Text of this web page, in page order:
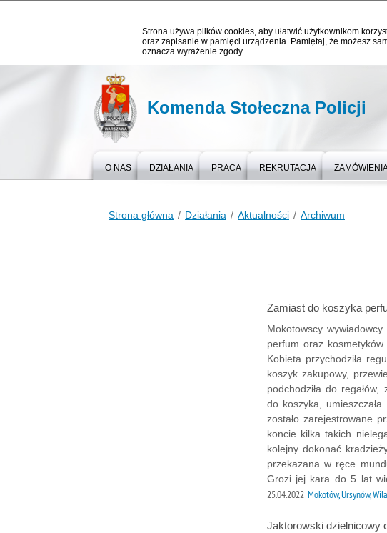
Strona używa plików cookies, aby ułatwić użytkownikom
oraz zapisanie w pamięci urządzenia. Pamiętaj, że możesz
oznacza wyrażenie zgody.
Komenda Stołeczna Policji
O NAS DZIAŁANIA PRACA REKRUTACJA
Strona główna Działania Aktualności Archiwum
Zamiast do koszyka
Mokotowscy
perfum oraz
Kobieta przychodziła
koszyk zakupowy,
podchodziła do
do koszyka,
zostało zarejestrowane
koncie kilka takich
kolejny dokonać
przekazana w ręce
Grozi jej kara do 5 lat
25.04.2022 Mokotów, Ursynów,
Jaktorowski dzielnicowy